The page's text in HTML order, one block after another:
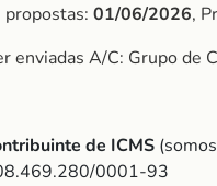
01/06/2026,
enviadas A/C: Grupo de
de ICMS
0001-93